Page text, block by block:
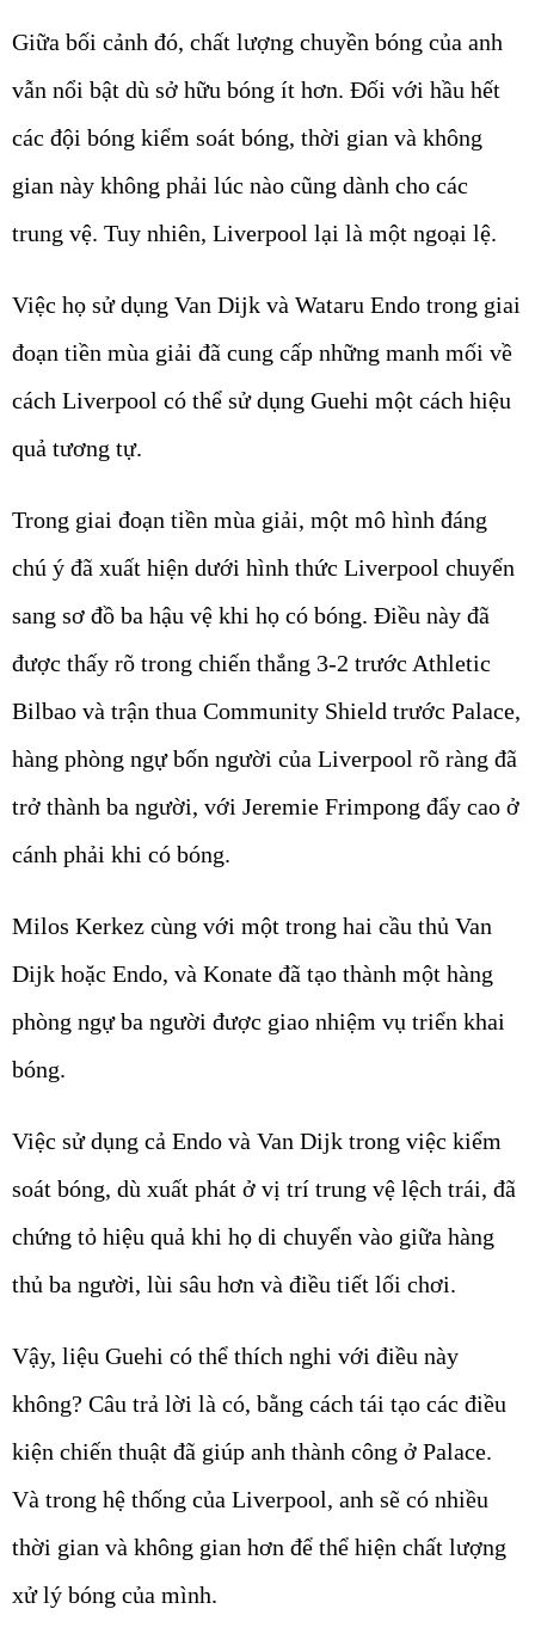
Giữa bối cảnh đó, chất lượng chuyền bóng của anh
vẫn nổi bật dù sở hữu bóng ít hơn. Đối với hầu hết
các đội bóng kiểm soát bóng, thời gian và không
gian này không phải lúc nào cũng dành cho các
trung vệ. Tuy nhiên, Liverpool lại là một ngoại lệ.
Việc họ sử dụng Van Dijk và Wataru Endo trong giai
đoạn tiền mùa giải đã cung cấp những manh mối về
cách Liverpool có thể sử dụng Guehi một cách hiệu
quả tương tự.
Trong giai đoạn tiền mùa giải, một mô hình đáng
chú ý đã xuất hiện dưới hình thức Liverpool chuyển
sang sơ đồ ba hậu vệ khi họ có bóng. Điều này đã
được thấy rõ trong chiến thắng 3-2 trước Athletic
Bilbao và trận thua Community Shield trước Palace,
hàng phòng ngự bốn người của Liverpool rõ ràng đã
trở thành ba người, với Jeremie Frimpong đẩy cao ở
cánh phải khi có bóng.
Milos Kerkez cùng với một trong hai cầu thủ Van
Dijk hoặc Endo, và Konate đã tạo thành một hàng
phòng ngự ba người được giao nhiệm vụ triển khai
bóng.
Việc sử dụng cả Endo và Van Dijk trong việc kiểm
soát bóng, dù xuất phát ở vị trí trung vệ lệch trái, đã
chứng tỏ hiệu quả khi họ di chuyển vào giữa hàng
thủ ba người, lùi sâu hơn và điều tiết lối chơi.
Vậy, liệu Guehi có thể thích nghi với điều này
không? Câu trả lời là có, bằng cách tái tạo các điều
kiện chiến thuật đã giúp anh thành công ở Palace.
Và trong hệ thống của Liverpool, anh sẽ có nhiều
thời gian và không gian hơn để thể hiện chất lượng
xử lý bóng của mình.